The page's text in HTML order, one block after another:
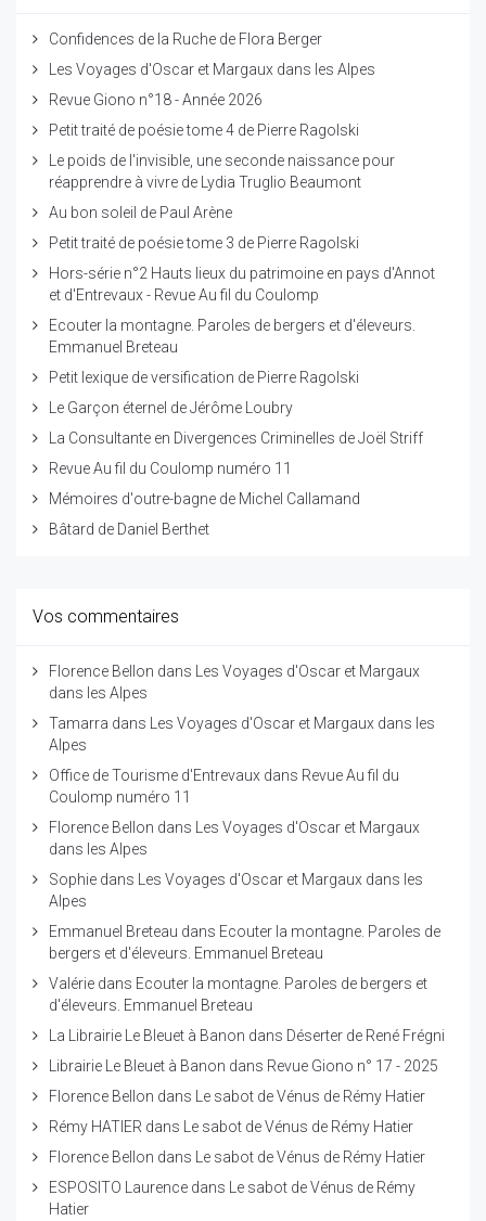
Confidences de la Ruche de Flora Berger
Les Voyages d'Oscar et Margaux dans les Alpes
Revue Giono n°18 - Année 2026
Petit traité de poésie tome 4 de Pierre Ragolski
Le poids de l'invisible, une seconde naissance pour
réapprendre à vivre de Lydia Truglio Beaumont
Au bon soleil de Paul Arène
Petit traité de poésie tome 3 de Pierre Ragolski
Hors-série n°2 Hauts lieux du patrimoine en pays d'Annot
et d'Entrevaux - Revue Au fil du Coulomp
Ecouter la montagne. Paroles de bergers et d'éleveurs.
Emmanuel Breteau
Petit lexique de versification de Pierre Ragolski
Le Garçon éternel de Jérôme Loubry
La Consultante en Divergences Criminelles de Joël Striff
Revue Au fil du Coulomp numéro 11
Mémoires d'outre-bagne de Michel Callamand
Bâtard de Daniel Berthet
Vos commentaires
Florence Bellon dans
Les Voyages d'Oscar et Margaux
dans les Alpes
Tamarra dans
Les Voyages d'Oscar et Margaux dans les
Alpes
Office de Tourisme d'Entrevaux dans Revue Au fil du
Coulomp numéro 11
Florence Bellon dans
Les Voyages d'Oscar et Margaux
dans les Alpes
Sophie dans
Les Voyages d'Oscar et Margaux dans les
Alpes
Emmanuel Breteau dans Ecouter la montagne. Paroles de
bergers et d'éleveurs. Emmanuel Breteau
Valérie dans Ecouter la montagne. Paroles de bergers et
d'éleveurs. Emmanuel Breteau
La Librairie Le Bleuet à Banon dans Déserter de René Frégni
Librairie Le Bleuet à Banon dans Revue Giono n° 17 - 2025
Florence Bellon dans
Le sabot de Vénus de Rémy Hatier
Rémy HATIER dans
Le sabot de Vénus de Rémy Hatier
Florence Bellon dans
Le sabot de Vénus de Rémy Hatier
ESPOSITO Laurence dans
Le sabot de Vénus de Rémy
Hatier